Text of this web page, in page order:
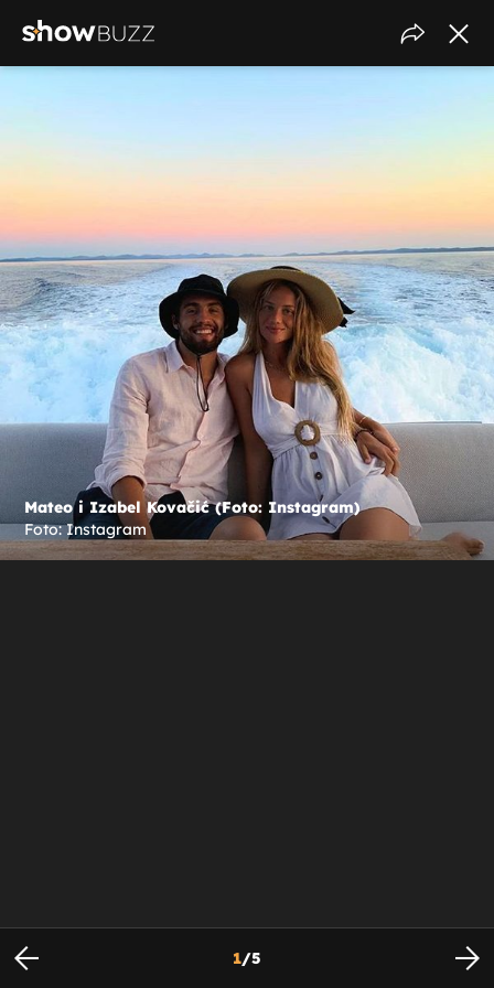
Mateo i Izabel Kovačić (Foto: Instagram)
Foto: Instagram
1/5